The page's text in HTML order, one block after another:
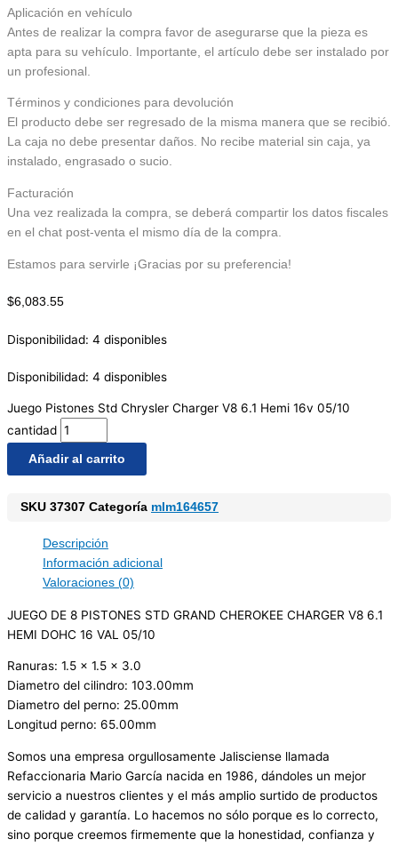
Aplicación en vehículo
Antes de realizar la compra favor de asegurarse que la pieza es
apta para su vehículo. Importante, el artículo debe ser instalado por
un profesional.
Términos y condiciones para devolución
El producto debe ser regresado de la misma manera que se recibió.
La caja no debe presentar daños. No recibe material sin caja, ya
instalado, engrasado o sucio.
Facturación
Una vez realizada la compra, se deberá compartir los datos fiscales
en el chat post-venta el mismo día de la compra.
Estamos para servirle ¡Gracias por su preferencia!
$6,083.55
Disponibilidad: 4 disponibles
Disponibilidad: 4 disponibles
Juego Pistones Std Chrysler Charger V8 6.1 Hemi 16v 05/10
cantidad
Añadir al carrito
SKU 37307 Categoría mlm164657
Descripción
Información adicional
Valoraciones (0)
JUEGO DE 8 PISTONES STD GRAND CHEROKEE CHARGER V8 6.1
HEMI DOHC 16 VAL 05/10
Ranuras: 1.5 x 1.5 x 3.0
Diametro del cilindro: 103.00mm
Diametro del perno: 25.00mm
Longitud perno: 65.00mm
Somos una empresa orgullosamente Jalisciense llamada
Refaccionaria Mario García nacida en 1986, dándoles un mejor
servicio a nuestros clientes y el más amplio surtido de productos
de calidad y garantía. Lo hacemos no sólo porque es lo correcto,
sino porque creemos firmemente que la honestidad, confianza y